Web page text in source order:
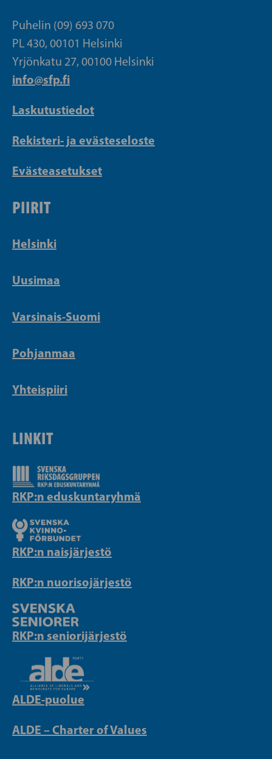
Puhelin (09) 693 070
PL 430, 00101 Helsinki
Yrjönkatu 27, 00100 Helsinki
info@sfp.fi
Laskutustiedot
Rekisteri- ja evästeseloste
Evästeasetukset
PIIRIT
Helsinki
Uusimaa
Varsinais-Suomi
Pohjanmaa
Yhteispiiri
LINKIT
RKP:n eduskuntaryhmä
RKP:n naisjärjestö
RKP:n nuorisojärjestö
RKP:n seniorijärjestö
ALDE-puolue
ALDE – Charter of Values